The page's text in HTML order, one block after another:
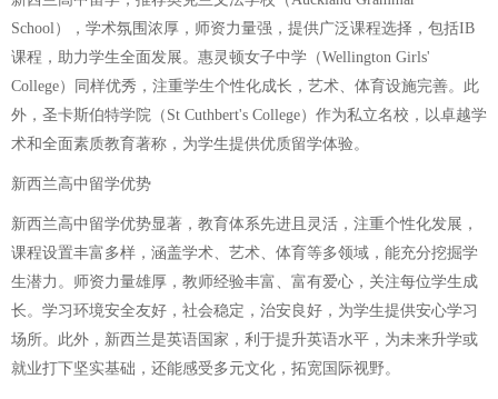
School），学术氛围浓厚，师资力量强，提供广泛课程选择，包括IB
课程，助力学生全面发展。惠灵顿女子中学（Wellington Girls'
College）同样优秀，注重学生个性化成长，艺术、体育设施完善。此
外，圣卡斯伯特学院（St Cuthbert's College）作为私立名校，以卓越学
术和全面素质教育著称，为学生提供优质留学体验。
新西兰高中留学优势
新西兰高中留学优势显著，教育体系先进且灵活，注重个性化发展，
课程设置丰富多样，涵盖学术、艺术、体育等多领域，能充分挖掘学
生潜力。师资力量雄厚，教师经验丰富、富有爱心，关注每位学生成
长。学习环境安全友好，社会稳定，治安良好，为学生提供安心学习
场所。此外，新西兰是英语国家，利于提升英语水平，为未来升学或
就业打下坚实基础，还能感受多元文化，拓宽国际视野。